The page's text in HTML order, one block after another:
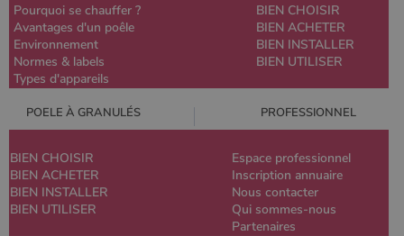
Pourquoi se chauffer ?
Avantages d'un poêle
Environnement
Normes & labels
Types d'appareils
BIEN CHOISIR
BIEN ACHETER
BIEN INSTALLER
BIEN UTILISER
POELE À GRANULÉS PROFESSIONNEL
BIEN CHOISIR
BIEN ACHETER
BIEN INSTALLER
BIEN UTILISER
Espace professionnel
Inscription annuaire
Nous contacter
Qui sommes-nous
Partenaires